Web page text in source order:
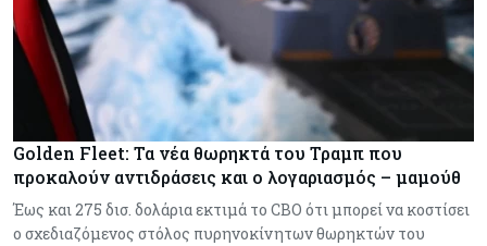
Golden Fleet: Τα νέα θωρηκτά του Τραμπ που
προκαλούν αντιδράσεις και ο λογαριασμός – μαμούθ
Έως και 275 δισ. δολάρια εκτιμά το CBO ότι μπορεί να κοστίσει
ο σχεδιαζόμενος στόλος πυρηνοκίνητων θωρηκτών του